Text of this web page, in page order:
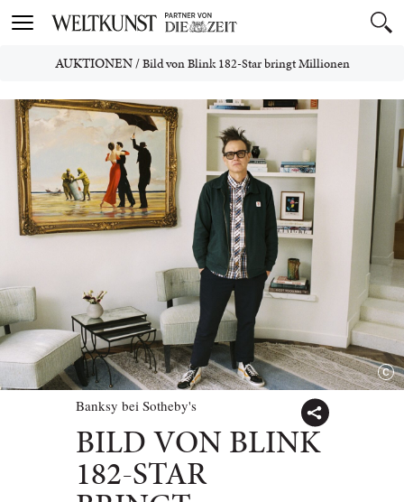
Toggle
AUKTIONEN/Bild von Blink 182-Star bringt Millionen
Banksy bei Sotheby's
BILD VON BLINK
182-STAR